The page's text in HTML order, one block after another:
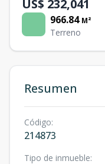
US$ 232,041
966.84 M²
Terreno
Resumen
Código:
214873
Tipo de inmueble: